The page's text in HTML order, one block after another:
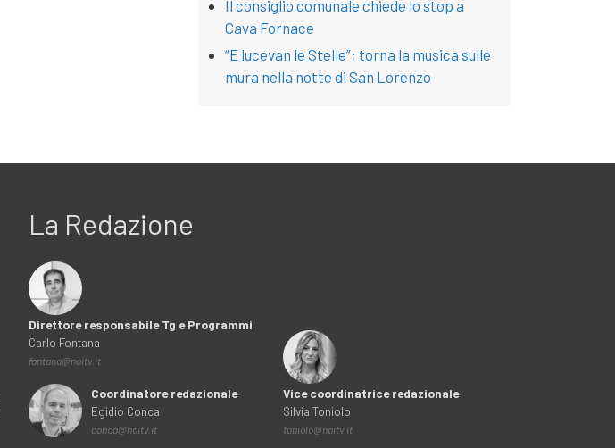
Il consiglio comunale chiede lo stop a
Cava Fornace
“E lucevan le Stelle”; torna la musica sulle
mura nella notte di San Lorenzo
La Redazione
Direttore responsabile Tg e Programmi
Carlo Fontana
fontana@noitv.it
Coordinatore redazionale
Egidio Conca
conca@noitv.it
Vice coordinatrice redazionale
Silvia Toniolo
toniolo@noitv.it